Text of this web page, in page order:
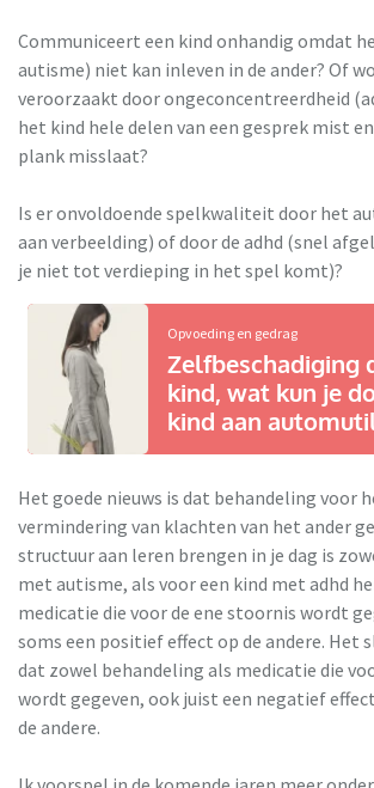
Communiceert een kind onhandig omdat
autisme) niet kan inleven in de ander? Of
veroorzaakt door ongeconcentreerdheid
het kind hele delen van een gesprek mist
plank misslaat?
Is er onvoldoende spelkwaliteit door het
aan verbeelding) of door de adhd (snel
je niet tot verdieping in het spel komt)?
Opvoeding en gedrag
Zelfbeschadiging
kind, wat kun je
kind aan
Het goede nieuws is dat behandeling voor
vermindering van klachten van het ander
structuur aan leren brengen in je dag is
met autisme, als voor een kind met adhd
medicatie die voor de ene stoornis wordt
soms een positief effect op de andere. Het
dat zowel behandeling als medicatie die
wordt gegeven, ook juist een negatief
de andere.